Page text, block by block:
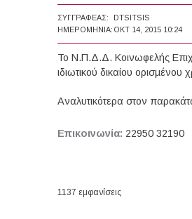
ΣΥΓΓΡΑΦΈΑΣ:
DTSITSIS
ΗΜΕΡΟΜΗΝΊΑ: ΟΚΤ 14, 2015 10:24
Το Ν.Π.Δ.Δ. Κοινωφελής
ιδιωτικού δικαίου
Αναλυτικότερα στον
Επικοινωνία: 22950 32190
1137 εμφανίσεις